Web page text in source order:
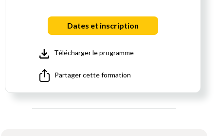
Dates et inscription
Télécharger le programme
Partager cette formation